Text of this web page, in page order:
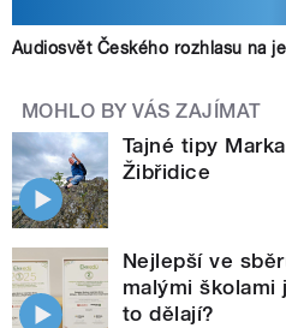
Audiosvět Českého rozhlasu na
MOHLO BY VÁS ZAJÍMAT
Tajné tipy
Žibřidice
Nejlepší ve
malými
to dělají?